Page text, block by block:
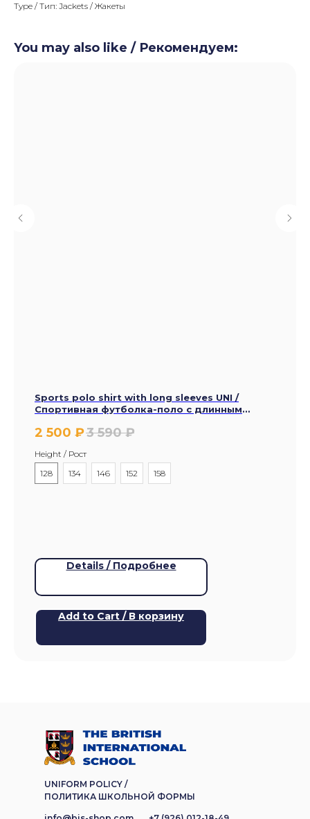
Type / Тип: Jackets / Жакеты
You may also like / Рекомендуем:
Sports polo shirt with long sleeves UNI /
Спортивная футболка-поло с длинным
2 500 ₽3 590 ₽
Height / Рост
128
134 146 152 158
Details / Подробнее
Add to Cart / В корзину
UNIFORM POLICY /
ПОЛИТИКА ШКОЛЬНОЙ ФОРМЫ